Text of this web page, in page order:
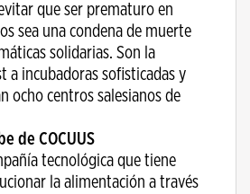
que ser prematuro en
sea una condena de muerte
solidarias. Son la
a incubadoras sofisticadas y
ocho centros salesianos de
de COCUUS
tecnológica que tiene
la alimentación a través